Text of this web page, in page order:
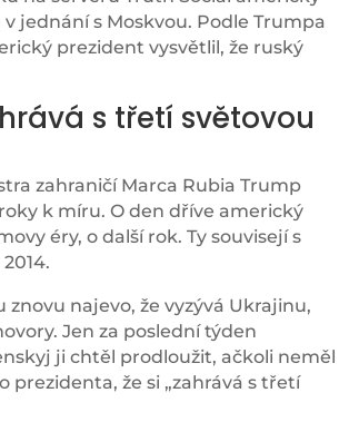
jednání s Moskvou. Podle Trumpa
prezident vysvětlil, že ruský
s třetí světovou
zahraničí Marca Rubia Trump
k míru. O den dříve americký
éry, o další rok. Ty souvisejí s
najevo, že vyzývá Ukrajinu,
Jen za poslední týden
ji chtěl prodloužit, ačkoli neměl
prezidenta, že si „zahrává s třetí